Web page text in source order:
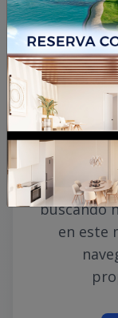
La
o
Lo
buscando
en este